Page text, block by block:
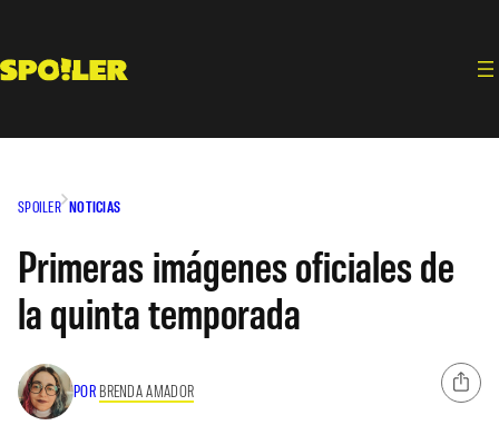
contenido
SPOILER NOTICIAS
Primeras imágenes oficiales de
la quinta temporada
POR BRENDA AMADOR